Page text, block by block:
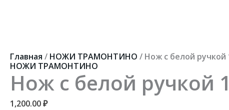
Главная / НОЖИ ТРАМОНТИНО / Нож с белой ручкой
НОЖИ ТРАМОНТИНО
Нож с белой ручкой
1,200.00₽
Нож
с
белой
ручкой
150
мм